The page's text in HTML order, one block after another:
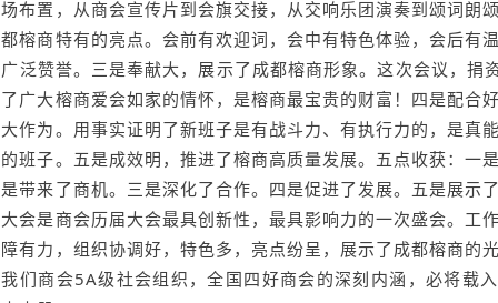
场布置，从商会宣传片到会旗交接，从交响乐团演奏到颂词朗
都榕商特有的亮点。会前有欢迎词，会中有特色体验，会后有
广泛赞誉。三是奉献大，展示了成都榕商形象。这次会议，捐
了广大榕商爱会如家的情怀，是榕商最宝贵的财富！四是配合
大作为。用事实证明了新班子是有战斗力、有执行力的，是真
的班子。五是成效明，推进了榕商高质量发展。五点收获：一
是带来了商机。三是深化了合作。四是促进了发展。五是展示
大会是商会历届大会最具创新性，最具影响力的一次盛会。工
障有力，组织协调好，特色多，亮点纷呈，展示了成都榕商的
我们商会5A级社会组织，全国四好商会的深刻内涵，必将载